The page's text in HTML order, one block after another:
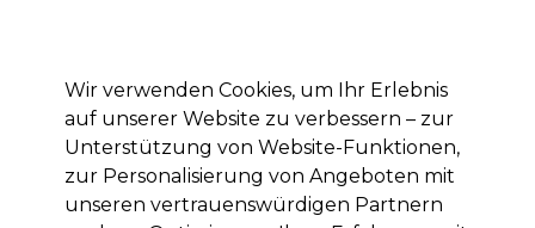
Anmelden
Marken Deals Haare Elektrogeräte Saloneinrichtung
Lieferung und Lieferzeiten
– mehr erfahren
Wir verwenden Cookies, um Ihr Erlebnis
auf unserer Website zu verbessern – zur
Unterstützung von Website-Funktionen,
zur Personalisierung von Angeboten mit
unseren vertrauenswürdigen Partnern